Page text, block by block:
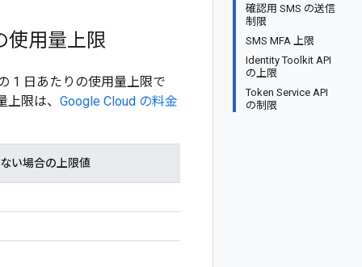
確認用 SMS の送信
制限
SMS MFA 上限
Identity Toolkit API
の上限
Token Service API
の制限
使用量上限
1 日あたりの使用量上限で
限は、 Google Cloud の料金
い場合の上限値